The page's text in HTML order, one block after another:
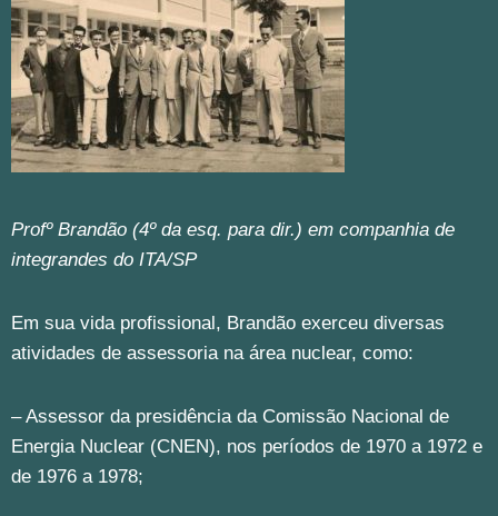
Profº Brandão (4º da esq. para dir.) em companhia de
integrandes do ITA/SP
Em sua vida profissional, Brandão exerceu diversas
atividades de assessoria na área nuclear, como:
– Assessor da presidência da Comissão Nacional de
Energia Nuclear (CNEN), nos períodos de 1970 a 1972 e
de 1976 a 1978;